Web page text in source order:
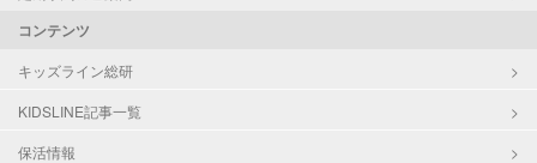
コンテンツ
キッズライン総研
KIDSLINE記事一覧
保活情報